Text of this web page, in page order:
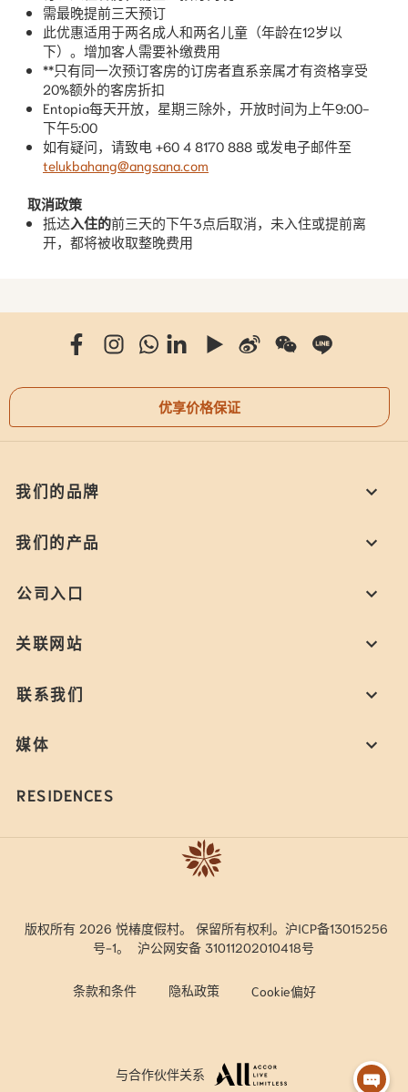
需最晚提前三天预订
此优惠适用于两名成人和两名儿童（年龄在12岁以
下）。增加客人需要补缴费用
**只有同一次预订客房的订房者直系亲属才有资格享受
20%额外的客房折扣
Entopia每天开放，星期三除外，开放时间为上午9:00-
下午5:00
如有疑问，请致电 +60 4 8170 888 或发电子邮件至
telukbahang@angsana.com
取消政策
抵达入住的前三天的下午3点后取消，未入住或提前离
开，都将被收取整晚费用
优享价格保证
我们的品牌
我们的产品
公司入口
关联网站
联系我们
媒体
RESIDENCES
版权所有 2026 悦椿度假村。 保留所有权利。沪ICP备13015256
号-1。
沪公网安备 31011202010418号
条款和条件 隐私政策 Cookie偏好
与合作伙伴关系